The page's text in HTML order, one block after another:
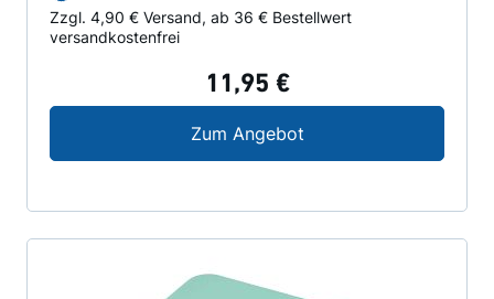
Zzgl. 4,90 € Versand, ab 36 € Bestellwert
versandkostenfrei
11,95 €
Zum AngebotKoziol Lunchbox Paw